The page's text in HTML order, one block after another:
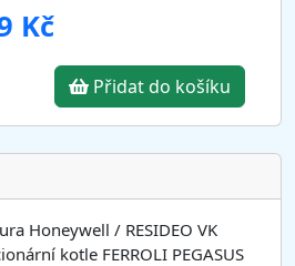
Kč
Přidat do košíku
Honeywell / RESIDEO VK
kotle FERROLI PEGASUS